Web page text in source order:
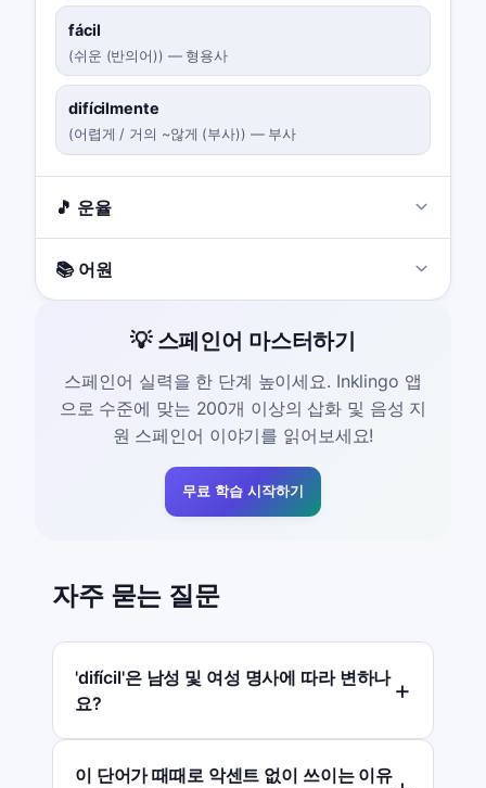
fácil
(쉬운 (반의어)) — 형용사
difícilmente
(어렵게 / 거의 ~않게 (부사)) — 부사
🎵 운율
📚 어원
💡 스페인어 마스터하기
스페인어 실력을 한 단계 높이세요. Inklingo 앱
으로 수준에 맞는 200개 이상의 삽화 및 음성 지
원 스페인어 이야기를 읽어보세요!
무료 학습 시작하기
자주 묻는 질문
'difícil'은 남성 및 여성 명사에 따라 변하나
요?
이 단어가 때때로 악센트 없이 쓰이는 이유